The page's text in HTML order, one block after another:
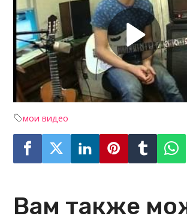
мои видео
Вам также